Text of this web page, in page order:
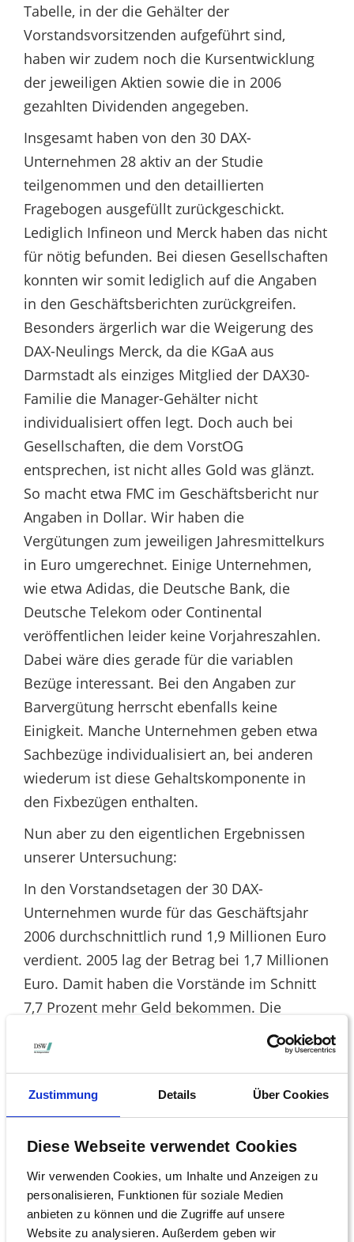
Zustimmung Details Über Cookies
Diese Webseite verwendet Cookies
Wir verwenden Cookies, um Inhalte und Anzeigen zu
personalisieren, Funktionen für soziale Medien
anbieten zu können und die Zugriffe auf unsere
Website zu analysieren. Außerdem geben wir
Tabelle, in der die Gehälter der
Vorstandsvorsitzenden aufgeführt sind,
haben wir zudem noch die Kursentwicklung
der jeweiligen Aktien sowie die in 2006
gezahlten Dividenden angegeben.
Insgesamt haben von den 30 DAX-
Unternehmen 28 aktiv an der Studie
teilgenommen und den detaillierten
Fragebogen ausgefüllt zurückgeschickt.
Lediglich Infineon und Merck haben das nicht
für nötig befunden. Bei diesen Gesellschaften
konnten wir somit lediglich auf die Angaben
in den Geschäftsberichten zurückgreifen.
Besonders ärgerlich war die Weigerung des
DAX-Neulings Merck, da die KGaA aus
Darmstadt als einziges Mitglied der DAX30-
Familie die Manager-Gehälter nicht
individualisiert offen legt. Doch auch bei
Gesellschaften, die dem VorstOG
entsprechen, ist nicht alles Gold was glänzt.
So macht etwa FMC im Geschäftsbericht nur
Angaben in Dollar. Wir haben die
Vergütungen zum jeweiligen Jahresmittelkurs
in Euro umgerechnet. Einige Unternehmen,
wie etwa Adidas, die Deutsche Bank, die
Deutsche Telekom oder Continental
veröffentlichen leider keine Vorjahreszahlen.
Dabei wäre dies gerade für die variablen
Bezüge interessant. Bei den Angaben zur
Barvergütung herrscht ebenfalls keine
Einigkeit. Manche Unternehmen geben etwa
Sachbezüge individualisiert an, bei anderen
wiederum ist diese Gehaltskomponente in
den Fixbezügen enthalten.
Nun aber zu den eigentlichen Ergebnissen
unserer Untersuchung:
In den Vorstandsetagen der 30 DAX-
Unternehmen wurde für das Geschäftsjahr
2006 durchschnittlich rund 1,9 Millionen Euro
verdient. 2005 lag der Betrag bei 1,7 Millionen
Euro. Damit haben die Vorstände im Schnitt
7,7 Prozent mehr Geld bekommen. Die
Leistung der Vorstandsvorsitzenden wurde im
Durchschnitt mit 3,4 Millionen Euro vergütet.
Damit lag hier, verglichen mit dem Vorjahr,
das Plus bei 7,3 Prozent.
Vorstände deutscher Aktiengesellschaften
damit auf ähnlicher Höhe wie etwa ihre
französischen oder britischen Kollegen. In
Frankreich zahlen die 40 größten